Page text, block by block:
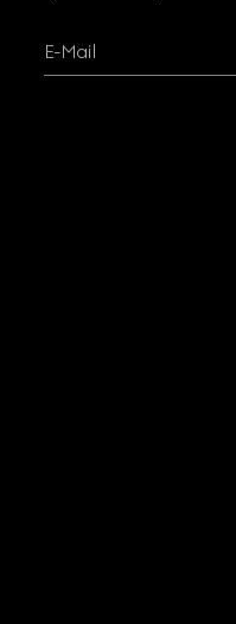
E-Mail